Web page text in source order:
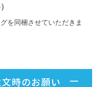
を同梱させていただきま